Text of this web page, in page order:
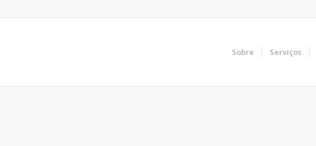
Sobre Serviços